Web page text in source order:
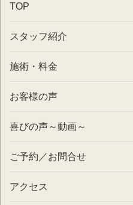
TOP
スタッフ紹介
施術・料金
お客様の声
喜びの声～動画～
ご予約／お問合せ
アクセス